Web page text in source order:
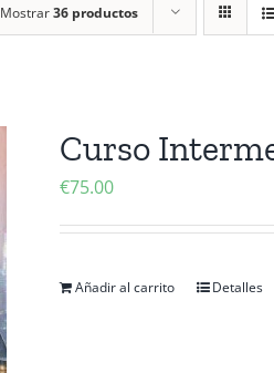
Mostrar36 productos
Curso
€75.00
Añadir al carrito Detalles